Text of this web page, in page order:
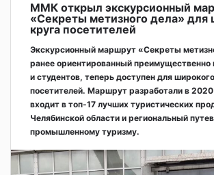
ММК открыл экскурсионный
«Секреты метизного дела» для
круга посетителей
Экскурсионный маршрут «Секреты
ранее ориентированный преимущественно
и студентов, теперь доступен для
посетителей. Маршрут разработали в
входит в топ-17 лучших туристических
Челябинской области и региональный
промышленному туризму.